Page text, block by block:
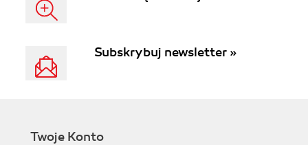
Subskrybuj newsletter »
Twoje Konto